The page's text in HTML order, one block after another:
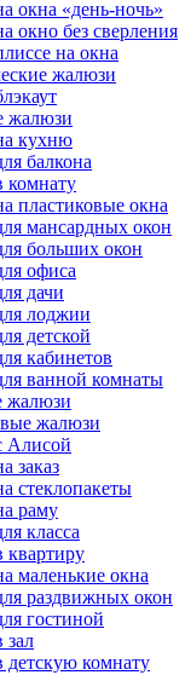
окна «день-ночь»
окно без сверления
на окна
жалюзи
жалюзи
кухню
балкона
пластиковые окна
мансардных окон
больших окон
офиса
дачи
лоджии
детской
кабинетов
ванной комнаты
жалюзи
жалюзи
Алисой
заказ
стеклопакеты
раму
класса
маленькие окна
раздвижных окон
гостиной
комнату